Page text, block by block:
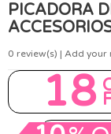
PICADORA
0 review(s) | Add your
18